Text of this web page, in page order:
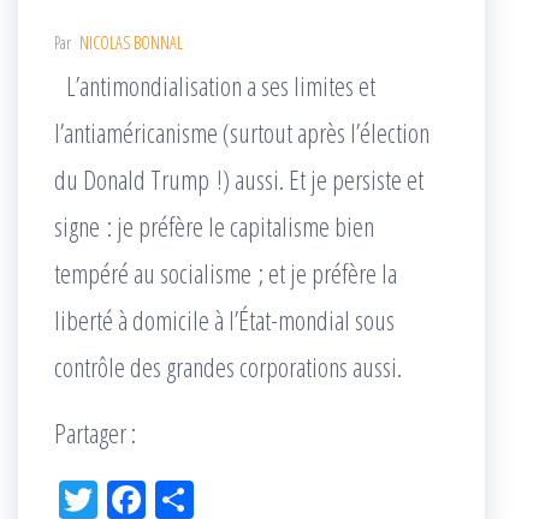
Par NICOLAS BONNAL
L’antimondialisation a ses limites et
l’antiaméricanisme (surtout après l’élection
du Donald Trump !) aussi. Et je persiste et
signe : je préfère le capitalisme bien
tempéré au socialisme ; et je préfère la
liberté à domicile à l’État-mondial sous
contrôle des grandes corporations aussi.
Partager :
Tw Fac